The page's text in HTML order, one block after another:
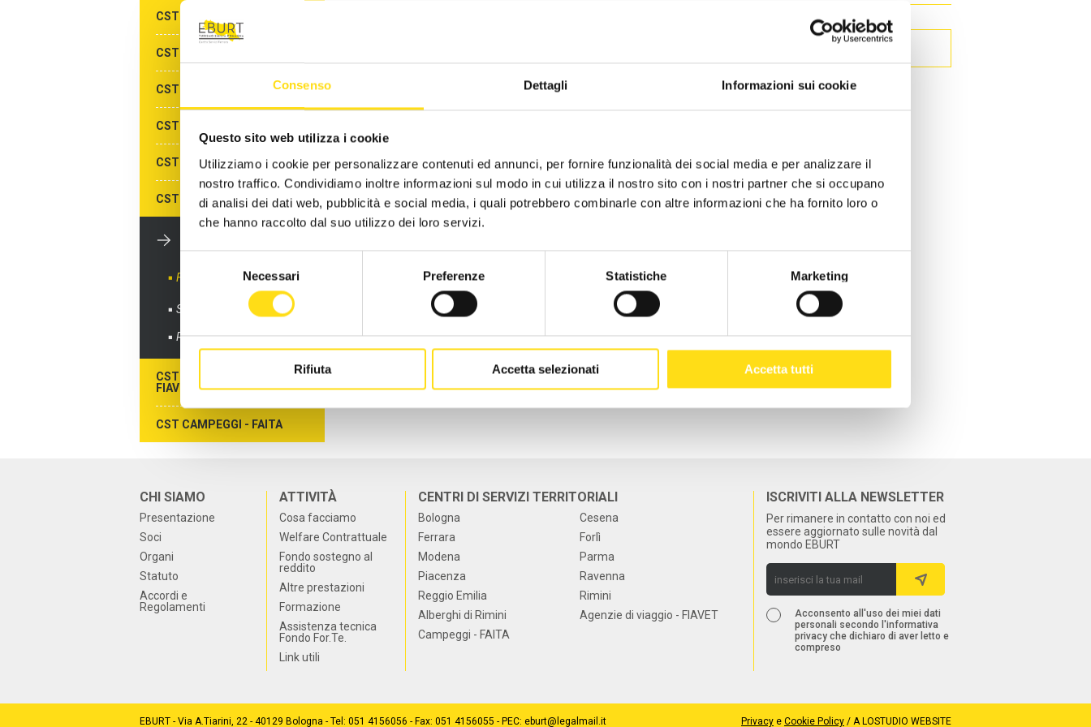
Consenso Dettagli Informazioni sui cookie
Questo sito web utilizza i cookie
Utilizziamo i cookie per personalizzare contenuti ed annunci, per fornire funzionalità dei social media e per analizzare il
nostro traffico. Condividiamo inoltre informazioni sul modo in cui utilizza il nostro sito con i nostri partner che si occupano
di analisi dei dati web, pubblicità e social media, i quali potrebbero combinarle con altre informazioni che ha fornito loro o
che hanno raccolto dal suo utilizzo dei loro servizi.
del
Necessari Preferenze Statistiche Marketing
Rifiuta Accetta selezionati Accetta tutti
CST Ravenna
CST Alberghi di Rimini
CST Agenzie di viaggio - FIAVET
CST Campeggi - FAITA
2018
CST MODENA
CST PARMA
CST PIACENZA
CST RAVENNA
CST REGGIO EMILIA
CST RIMINI
Formazione gratuita
Sportelli informativi
Richiedi info
CST AGENZIE DI VIAGGIO -
FIAVET
CST CAMPEGGI - FAITA
CHI SIAMO
Presentazione
Soci
Organi
Statuto
Accordi e
Regolamenti
ATTIVITÀ
Cosa facciamo
Welfare Contrattuale
Fondo sostegno al
reddito
Altre prestazioni
Formazione
Assistenza tecnica
Fondo For.Te.
Link utili
CENTRI DI SERVIZI TERRITORIALI
Bologna
Cesena
Ferrara
Forlì
Modena
Parma
Piacenza
Ravenna
Reggio Emilia
Rimini
Alberghi di Rimini
Agenzie di viaggio - FIAVET
Campeggi - FAITA
ISCRIVITI ALLA NEWSLETTER
Per rimanere in contatto con noi ed
essere aggiornato sulle novità dal
mondo EBURT
Acconsento all'uso dei miei dati
personali secondo l'informativa
privacy che dichiaro di aver letto e
compreso
EBURT - Via A.Tiarini, 22 - 40129 Bologna - Tel: 051 4156056 - Fax: 051 4156055 - PEC: eburt@legalmail.it Privacye Cookie Policy/ A LOSTUDIO WEBSITE